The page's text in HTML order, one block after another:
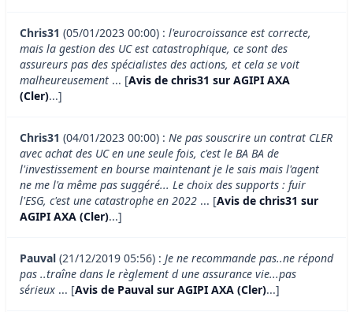
Chris31 (05/01/2023 00:00) : l'eurocroissance est correcte,
mais la gestion des UC est catastrophique, ce sont des
assureurs pas des spécialistes des actions, et cela se voit
malheureusement ... [Avis de chris31 sur AGIPI AXA
(Cler)...]
Chris31 (04/01/2023 00:00) : Ne pas souscrire un contrat CLER
avec achat des UC en une seule fois, c'est le BA BA de
l'investissement en bourse maintenant je le sais mais l'agent
ne me l'a même pas suggéré... Le choix des supports : fuir
l'ESG, c'est une catastrophe en 2022 ... [Avis de chris31 sur
AGIPI AXA (Cler)...]
Pauval (21/12/2019 05:56) : Je ne recommande pas..ne répond
pas ..traîne dans le règlement d une assurance vie...pas
sérieux ... [Avis de Pauval sur AGIPI AXA (Cler)...]